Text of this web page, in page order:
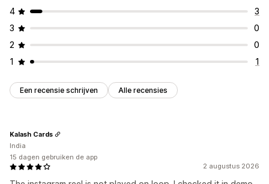
4
3
3
0
2
0
1
1
Een recensie schrijven Alle recensies
2 augustus 2026
Kalash Cards
India
15 dagen gebruiken de app